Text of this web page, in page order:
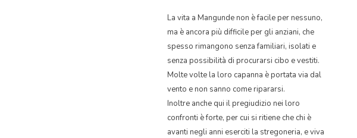
La vita a Mangunde non è facile per nessuno,
ma è ancora più difficile per gli anziani, che
spesso rimangono senza familiari, isolati e
senza possibilità di procurarsi cibo e vestiti.
Molte volte la loro capanna è portata via dal
vento e non sanno come ripararsi.
Inoltre anche qui il pregiudizio nei loro
confronti è forte, per cui si ritiene che chi è
avanti negli anni eserciti la stregoneria, e viva